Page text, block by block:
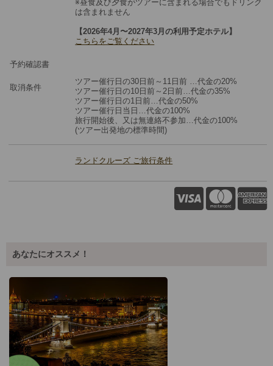
※昼食及び夕食がツアーに含まれる場合でもドリンク
は含まれません
【2026年4月〜2027年3月の利用予定ホテル】
こちらをご覧ください
予約確認書
取消条件
ツアー催行日の30日前～11日前 …代金の20%
ツアー催行日の10日前～2日前…代金の35%
ツアー催行日の1日前…代金の50%
ツアー催行日当日…代金の100%
旅⾏開始後、⼜は無連絡不参加…代金の100%
(ツアー出発地の標準時間)
ランドクルーズ ご旅行条件
あなたにオススメ！